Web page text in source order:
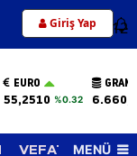
Giriş Yap 12
EURO
55,2510 %0.32
VEFAT EDENLER
MENÜ